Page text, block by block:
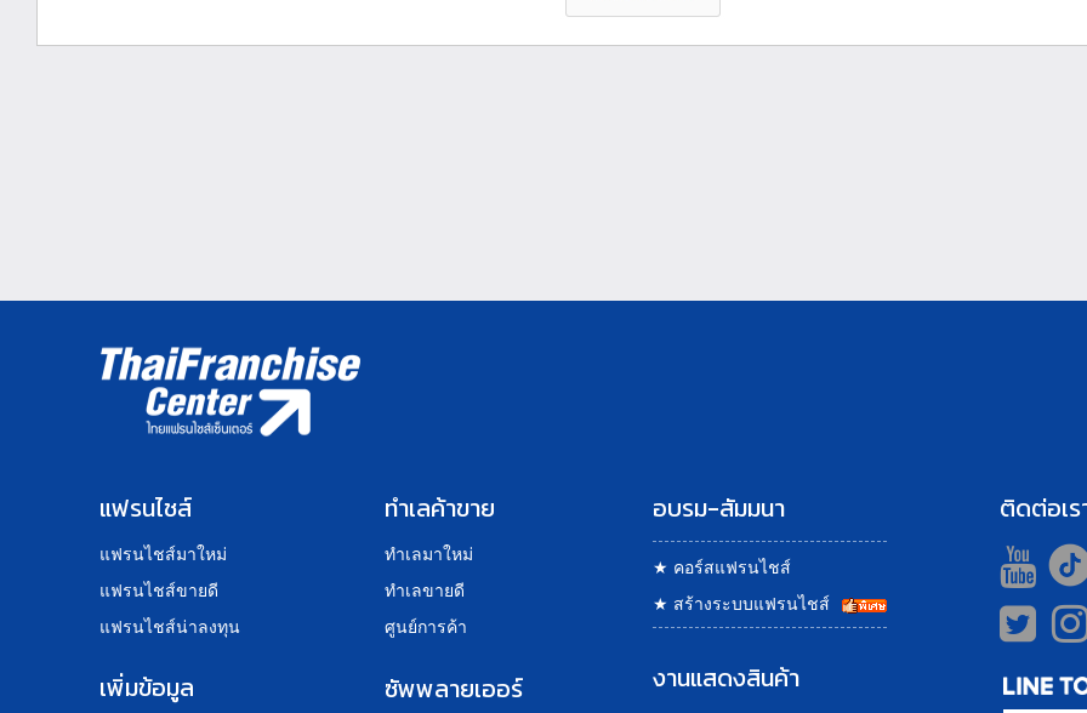
แฟรนไชส์
แฟรนไชส์มาใหม่
แฟรนไชส์ขายดี
แฟรนไชส์น่าลงทุน
เพิ่มข้อมูล
ทำเลค้าขาย
ทำเลมาใหม่
ทำเลขายดี
ศูนย์การค้า
ซัพพลายเออร์
อบรม-สัมมนา
★ คอร์สแฟรนไชส์
★ สร้างระบบแฟรนไชส์
งานแสดงสินค้า
ติดต่อเร